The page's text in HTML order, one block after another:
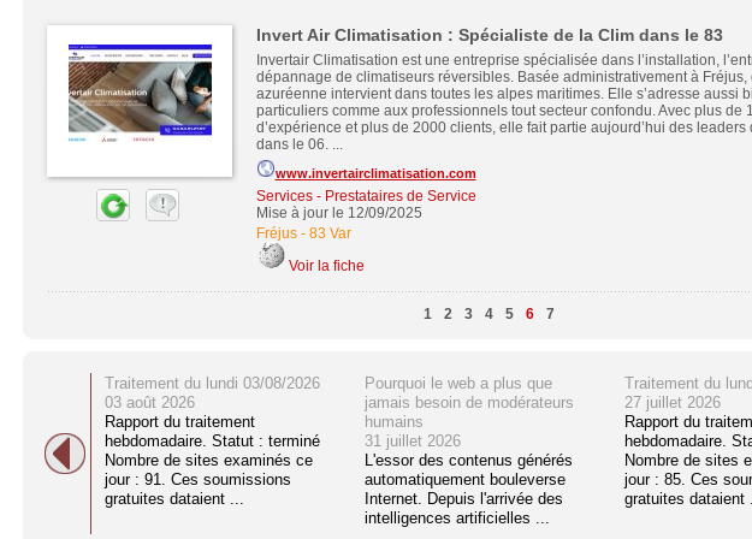
Invert Air Climatisation : Spécialiste de la Clim dans le 83
Invertair Climatisation est une entreprise spécialisée dans l’installation,
dépannage de climatiseurs réversibles. Basée administrativement à Fréjus,
azuréenne intervient dans toutes les alpes maritimes. Elle s’adresse aussi
particuliers comme aux professionnels tout secteur confondu. Avec plus de
d’expérience et plus de 2000 clients, elle fait partie aujourd’hui des leaders
dans le 06. ...
www.invertairclimatisation.com
Services - Prestataires de Service
Mise à jour le 12/09/2025
Fréjus- 83 Var
Voir la fiche
1 2 3 4 5 6 7
Traitement du lundi 03/08/2026
03 août 2026
Rapport du traitement
hebdomadaire. Statut : terminé
Nombre de sites examinés ce
jour : 91. Ces soumissions
gratuites dataient ...
Pourquoi le web a plus que
jamais besoin de modérateurs
humains
31 juillet 2026
L'essor des contenus générés
automatiquement bouleverse
Internet. Depuis l'arrivée des
intelligences artificielles ...
Traitement du
27 juillet 2026
Rapport du
hebdomadaire.
Nombre de sites
jour : 85. Ces
gratuites dataient